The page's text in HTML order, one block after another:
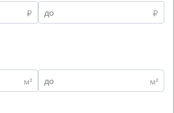
₽
₽
м²
м²